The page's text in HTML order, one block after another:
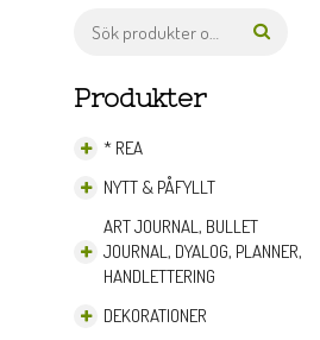
Produkter
* REA
NYTT & PÅFYLLT
ART JOURNAL, BULLET
JOURNAL, DYALOG, PLANNER,
HANDLETTERING
DEKORATIONER